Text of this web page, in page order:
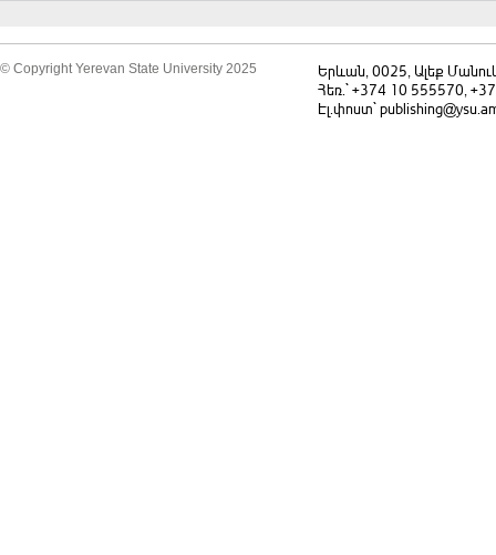
© Copyright Yerevan State University 2025
Երևան, 0025, Ալեք
Հեռ.` +374 10 555570,
Էլ.փոստ`